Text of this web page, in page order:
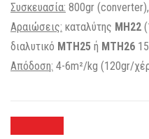
Συσκευασία: 800gr
Αραιώσεις: καταλύτης MH22
διαλυτικό ΜΤΗ25 ή MTH26
Απόδοση: 4-6m²/kg (120gr/